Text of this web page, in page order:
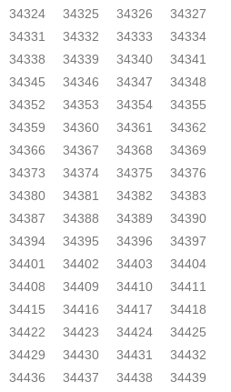
34324 34325 34326
34327
34331 34332 34333
34334
34338 34339 34340
34341
34345 34346 34347
34348
34352 34353 34354
34355
34359 34360 34361
34362
34366 34367 34368
34369
34373 34374 34375
34376
34380 34381 34382
34383
34387 34388 34389
34390
34394 34395 34396
34397
34401 34402 34403
34404
34408 34409 34410
34411
34415 34416 34417
34418
34422 34423 34424
34425
34429 34430 34431
34432
34436 34437 34438
34439